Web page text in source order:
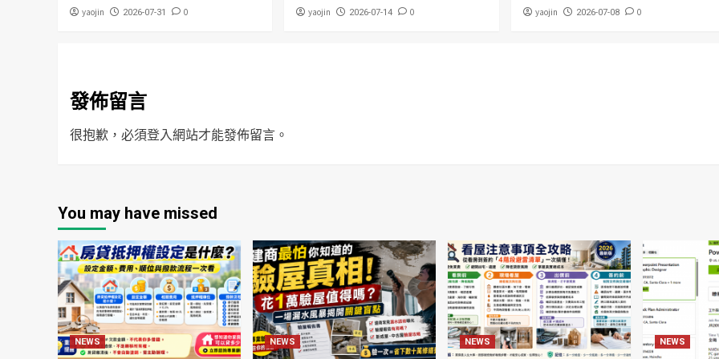
yaojin 2026-07-31 0 yaojin 2026-07-14 0 yaojin 2026-07-08 0
發佈留言
很抱歉，必須登入網站才能發佈留言。
You may have missed
NEWS NEWS NEWS NEWS